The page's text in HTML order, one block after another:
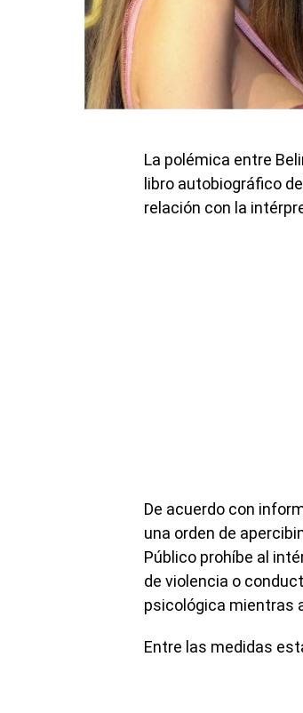
La polémica entre
libro autobiográfico
relación con la
De acuerdo con
una orden de
Público prohíbe al
de violencia o
psicológica mientras
Entre las medidas